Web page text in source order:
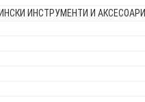
ИНСТРУМЕНТИ И АКСЕСОАРИ